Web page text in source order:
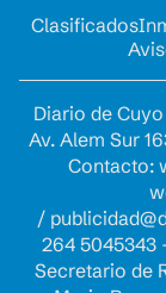
Clasificados
Diario de
Av. Alem Sur
Contacto:
/
264 5045343
Secretario de